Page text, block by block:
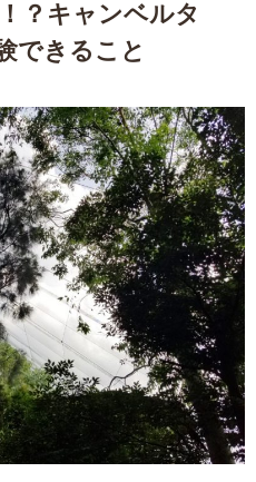
？キャンベルタ
できること